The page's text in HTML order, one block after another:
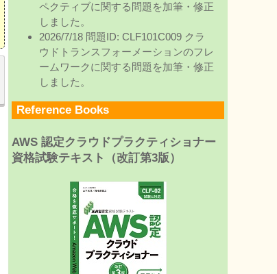
ペクティブに関する問題を加筆・修正
しました。
2026/7/18 問題ID: CLF101C009 クラ
ウドトランスフォーメーションのフレ
ームワークに関する問題を加筆・修正
しました。
Reference Books
AWS 認定クラウドプラクティショナー
資格試験テキスト（改訂第3版）